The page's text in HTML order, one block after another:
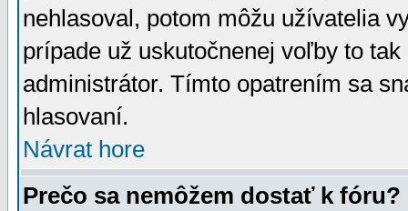
nehlasoval, potom môžu užívatelia
prípade už uskutočnenej voľby to
administrátor. Tímto opatrením sa
hlasovaní.
Návrat hore
Prečo sa nemôžem dostať k fóru?